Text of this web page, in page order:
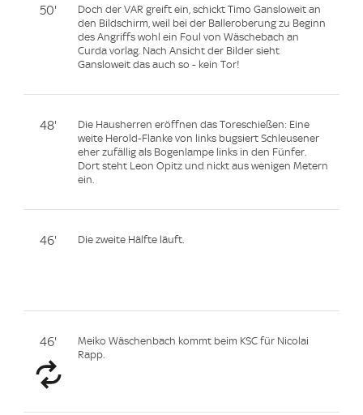
50'
Doch der VAR greift ein, schickt Timo Gansloweit an
den Bildschirm, weil bei der Balleroberung zu Beginn
des Angriffs wohl ein Foul von Wäschebach an
Curda vorlag. Nach Ansicht der Bilder sieht
Gansloweit das auch so - kein Tor!
48'
Die Hausherren eröffnen das Toreschießen: Eine
weite Herold-Flanke von links bugsiert Schleusener
eher zufällig als Bogenlampe links in den Fünfer.
Dort steht Leon Opitz und nickt aus wenigen Metern
ein.
46' Die zweite Hälfte läuft.
46'
Meiko Wäschenbach kommt beim KSC für Nicolai
Rapp.